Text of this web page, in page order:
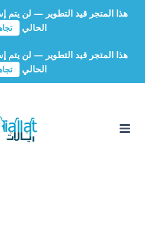
هذا المتجر قيد التطوير — لن
الحالي
هذا المتجر قيد التطوير — لن
الحالي